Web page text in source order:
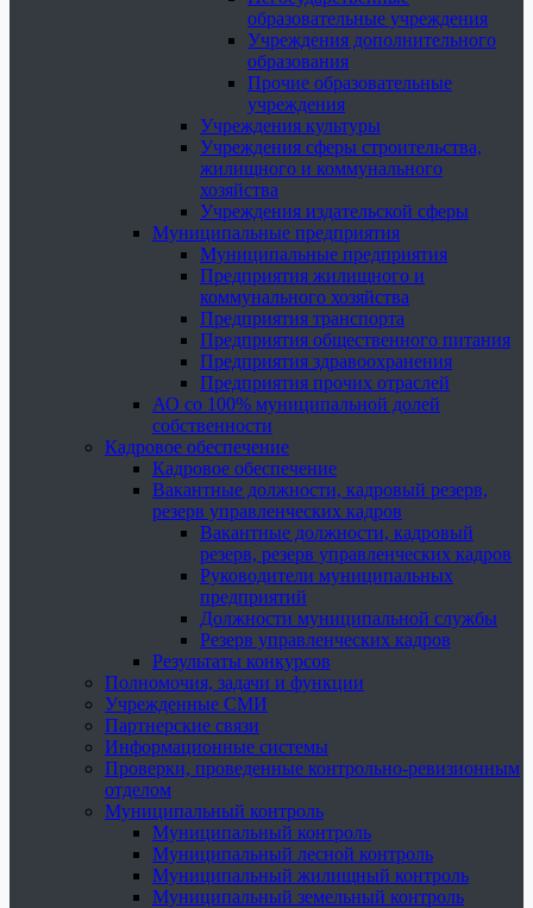
образовательные учреждения
Учреждения дополнительного
образования
Прочие образовательные
учреждения
Учреждения культуры
Учреждения сферы строительства,
жилищного и коммунального
хозяйства
Учреждения издательской сферы
Муниципальные предприятия
Муниципальные предприятия
Предприятия жилищного и
коммунального хозяйства
Предприятия транспорта
Предприятия общественного питания
Предприятия здравоохранения
Предприятия прочих отраслей
АО со 100% муниципальной долей
собственности
Кадровое обеспечение
Кадровое обеспечение
Вакантные должности, кадровый резерв,
резерв управленческих кадров
Вакантные должности, кадровый
резерв, резерв управленческих кадров
Руководители муниципальных
предприятий
Должности муниципальной службы
Резерв управленческих кадров
Результаты конкурсов
Полномочия, задачи и функции
Учрежденные СМИ
Партнерские связи
Информационные системы
Проверки, проведенные контрольно-ревизионным
отделом
Муниципальный контроль
Муниципальный контроль
Муниципальный лесной контроль
Муниципальный жилищный контроль
Муниципальный земельный контроль